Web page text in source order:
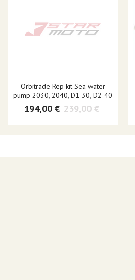
Orbitrade Rep kit Sea water
pump 2030, 2040, D1-30, D2-40
194,00 € 239,00 €